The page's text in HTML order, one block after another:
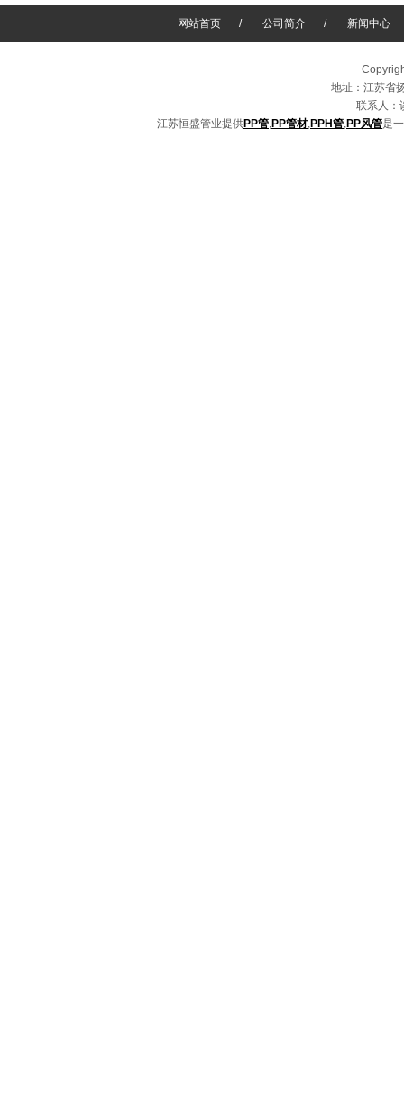
网站首页 / 公司简介 / 新闻中心
地址：江苏省
联系人
江苏恒盛管业提供PP管,PP管材,PPH管,PP风管是